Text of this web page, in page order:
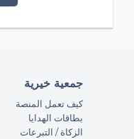
جمعية خيرية
كيف تعمل المنصة
بطاقات الهدايا
الزكاة / التبرعات